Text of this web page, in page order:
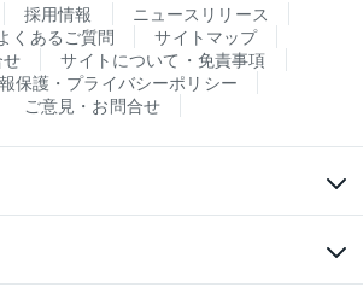
採用情報
ニュースリリース
くあるご質問
サイトマップ
サイトについて・免責事項
保護・プライバシーポリシー
ご意見・お問合せ
購入